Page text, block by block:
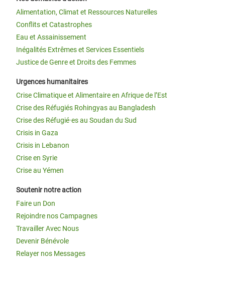
Alimentation, Climat et Ressources Naturelles
Conflits et Catastrophes
Eau et Assainissement
Inégalités Extrêmes et Services Essentiels
Justice de Genre et Droits des Femmes
Urgences humanitaires
Crise Climatique et Alimentaire en Afrique de l’Est
Crise des Réfugiés Rohingyas au Bangladesh
Crise des Réfugié·es au Soudan du Sud
Crisis in Gaza
Crisis in Lebanon
Crise en Syrie
Crise au Yémen
Soutenir notre action
Faire un Don
Rejoindre nos Campagnes
Travailler Avec Nous
Devenir Bénévole
Relayer nos Messages